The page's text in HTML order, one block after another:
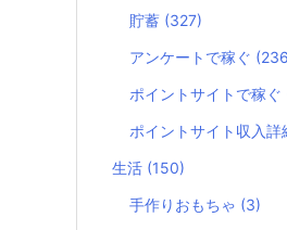
貯蓄 (327)
アンケートで稼ぐ
ポイントサイトで稼ぐ
ポイントサイト収入詳
生活 (150)
手作りおもちゃ (3)